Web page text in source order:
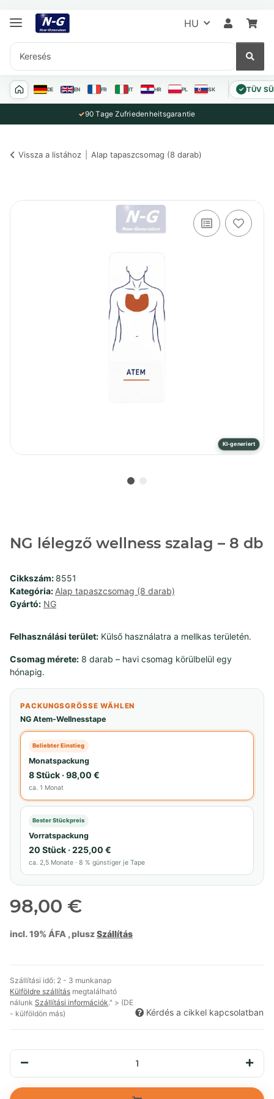
HU
DE EN FR IT HR PL SK ✓ TÜV
✓90 Tage Zufriedenheitsgarantie
Vissza a listához Alap tapaszcsomag (8 darab)
KI-generiert
NG lélegző wellness szalag – 8 db
Cikkszám: 8551
Kategória: Alap tapaszcsomag (8 darab)
Gyártó: NG
Felhasználási terület: Külső használatra a mellkas területén.
Csomag mérete: 8 darab – havi csomag körülbelül egy
hónapig.
PACKUNGSGRÖSSE WÄHLEN
NG Atem-Wellnesstape
Beliebter Einstieg
Monatspackung
8 Stück · 98,00 €
ca. 1 Monat
Bester Stückpreis
Vorratspackung
20 Stück · 225,00 €
ca. 2,5 Monate · 8 % günstiger je Tape
98,00 €
incl. 19% ÁFA , pluszSzállítás
Szállítási idő: 2 - 3 munkanap
Külföldre szállítás megtalálható
nálunk Szállítási információk." > (DE
- külföldön más)
Kérdés a cikkel kapcsolatban